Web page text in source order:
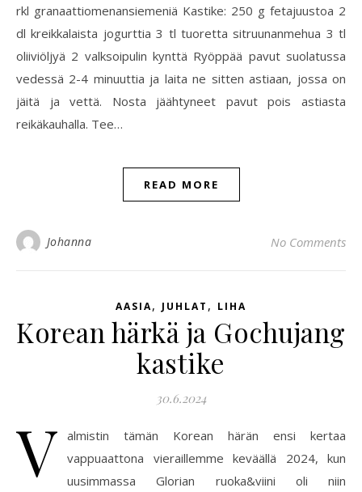
rkl granaattiomenansiemeniä Kastike: 250 g fetajuustoa 2
dl kreikkalaista jogurttia 3 tl tuoretta sitruunanmehua 3 tl
oliiviöljyä 2 valksoipulin kynttä Ryöppää pavut suolatussa
vedessä 2-4 minuuttia ja laita ne sitten astiaan, jossa on
jäitä ja vettä. Nosta jäähtyneet pavut pois astiasta
reikäkauhalla. Tee…
READ MORE
Johanna No Comments
AASIA, JUHLAT , LIHA
Korean härkä ja Gochujang
kastike
30.6.2024
V almistin tämän Korean härän ensi kertaa
vappuaattona vieraillemme keväällä 2024, kun
uusimmassa Glorian ruoka&viini oli niin